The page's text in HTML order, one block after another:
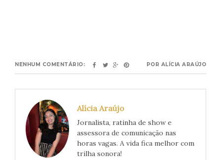
NENHUM COMENTÁRIO: POR ALÍCIA ARAÚJO
Alícia Araújo
Jornalista, ratinha de show e
assessora de comunicação nas
horas vagas. A vida fica melhor com
trilha sonora!